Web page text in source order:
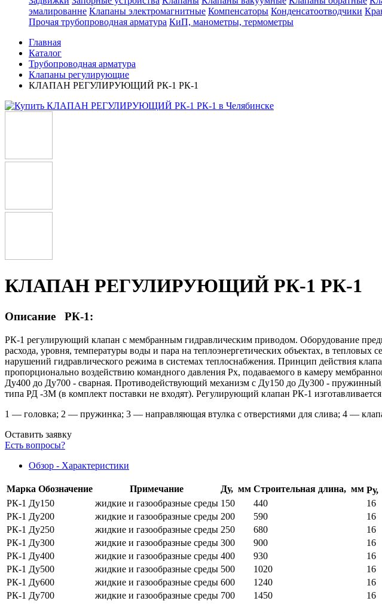
эмалированне Клапаны электромагнитные Компенсаторы Конденсатоотводчики
Прочая трубопроводная арматура КиП, манометры, термометры
Главная
Каталог
Трубопроводная арматура
Клапаны регулирующие
КЛАПАН РЕГУЛИРУЮЩИЙ РК-1 РК-1
КЛАПАН РЕГУЛИРУЮЩИЙ РК-1 РК-1
Описание РК-1:
РК-1 регулирующий клапан с мембранным гидравлическим приводом. Оборудование
расхода, уровня, температуры воды и пара на теплоэнергетических объектах, в
нарушений гидравлического режима в системах теплоснабжения. Принцип действия
пропорционально воздействию командного давления Рх, подаваемого в камеру
Ду400 до Ду700 - сварная. Противодействующий механизм с Ду150 до Ду300 -
типа РД -3М (в комплект поставки не входят). Регулирующий клапан РК-1
1 — головка; 2 — пружинка; 3 — направляющая втулка с отверстиями для слива; 4 —
Оставить заявку
Есть вопросы?
Обзор - Характеристики
Марка Обозначение Примечание Ду, мм Строительная длина, мм Ру,
РК-1 Ду150
жидкие и газообразные среды 150 440 16
РК-1 Ду200
жидкие и газообразные среды 200 590 16
РК-1 Ду250
жидкие и газообразные среды 250 680 16
РК-1 Ду300
жидкие и газообразные среды 300 900 16
РК-1 Ду400
жидкие и газообразные среды 400 930 16
РК-1 Ду500
жидкие и газообразные среды 500 1020 16
РК-1 Ду600
жидкие и газообразные среды 600 1240 16
РК-1 Ду700
жидкие и газообразные среды 700 1450 16